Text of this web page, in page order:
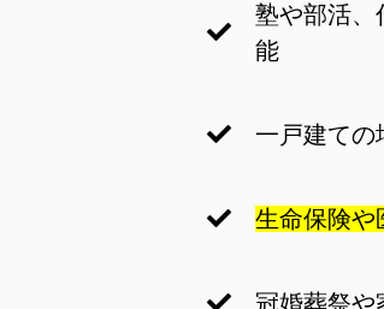
塾や部活、
能
一戸建ての
生命保険や
冠婚葬祭や